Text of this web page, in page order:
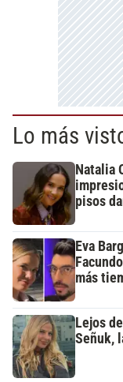
Lo más
Natalia
pisos
Eva
más
Lejos
Señuk,